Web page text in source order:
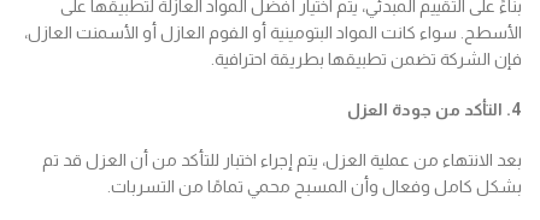
بناءً على التقييم المبدئي، يتم اختيار أفضل المواد العازلة لتطبيقها على
الأسطح. سواء كانت المواد البتومينية أو الفوم العازل أو الأسمنت العازل،
فإن الشركة تضمن تطبيقها بطريقة احترافية.
4. التأكد من جودة العزل
بعد الانتهاء من عملية العزل، يتم إجراء اختبار للتأكد من أن العزل قد تم
بشكل كامل وفعال وأن المسبح محمي تمامًا من التسربات.